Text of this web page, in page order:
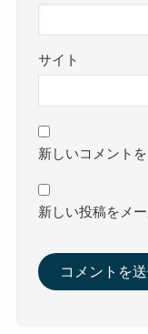
サイト
新しいコメント
新しい投稿をメ